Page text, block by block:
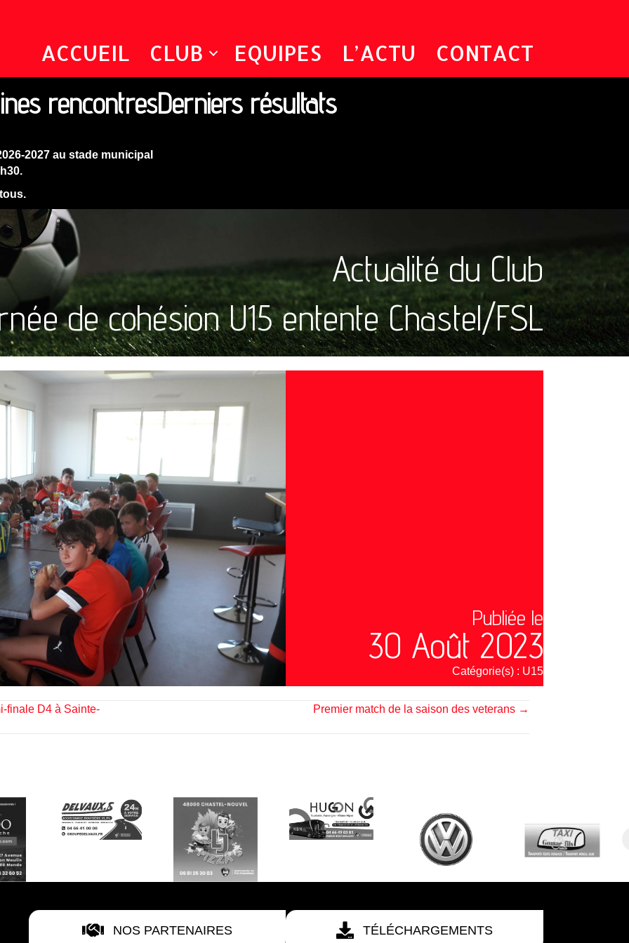
ACCUEIL CLUB EQUIPES L’ACTU CONTACT
rencontresDerniers résultats
2027 au stade municipal
Actualité du Club
de cohésion U15 entente Chastel/FSL
Publiée le
30 Août 2023
Catégorie(s) : U15
finale D4 à Sainte- Premier match de la saison des veterans →
NOS PARTENAIRES TÉLÉCHARGEMENTS